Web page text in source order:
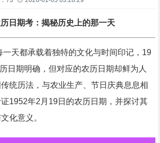
日期考：揭秘历史上的那一天
一天都承载着独特的文化与时间印记，19
日期明确，但对应的农历日期却鲜为人
统历法，与农业生产、节日庆典息息相
1952年2月19日的农历日期，并探讨其
化意义。